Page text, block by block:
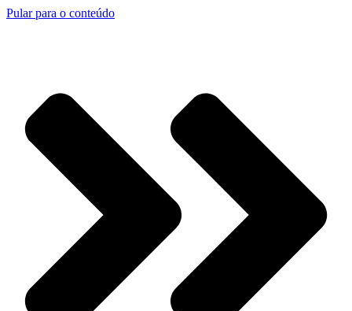
Pular para o conteúdo